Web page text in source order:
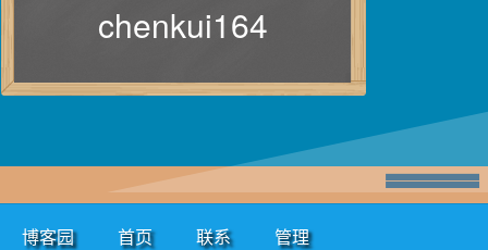
chenkui164
博客园 首页 联系 管理